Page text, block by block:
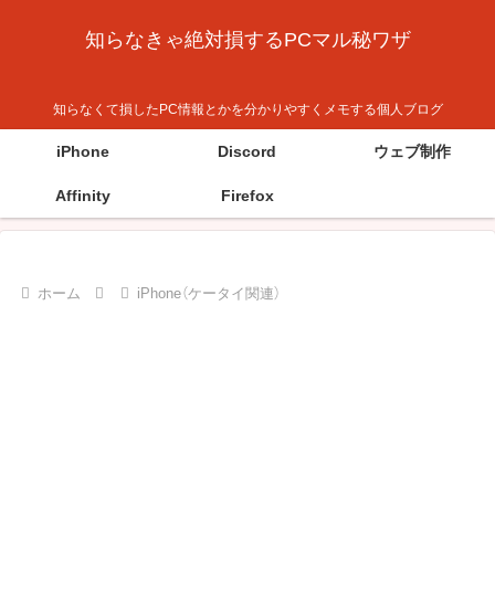
知らなきゃ絶対損するPCマル秘ワザ
知らなくて損したPC情報とかを分かりやすくメモする個人ブログ
iPhone Discord ウェブ制作
Affinity Firefox
ホーム iPhone（ケータイ関連）